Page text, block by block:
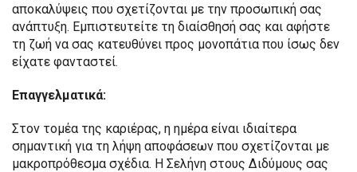
αποκαλύψεις που σχετίζονται με την προσωπική σας
ανάπτυξη. Εμπιστευτείτε τη διαίσθησή σας και αφήστε
τη ζωή να σας κατευθύνει προς μονοπάτια που ίσως δεν
είχατε φανταστεί.
Επαγγελματικά:
Στον τομέα της καριέρας, η ημέρα είναι ιδιαίτερα
σημαντική για τη λήψη αποφάσεων που σχετίζονται με
μακροπρόθεσμα σχέδια. Η Σελήνη στους Διδύμους σας